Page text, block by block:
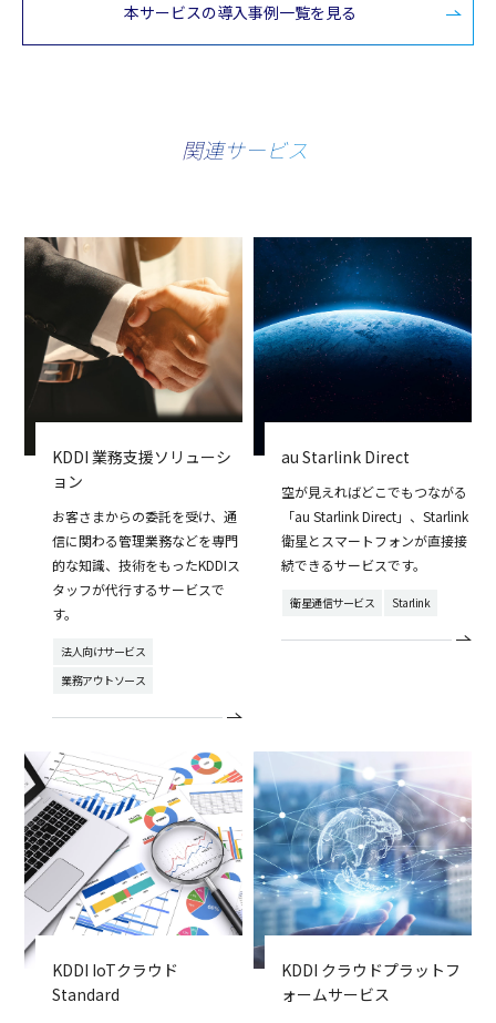
本サービスの導入事例一覧を見る
関連サービス
KDDI 業務支援ソリューシ
ョン
お客さまからの委託を受け、通
信に関わる管理業務などを専門
的な知識、技術をもったKDDIス
タッフが代行するサービスで
す。
法人向けサービス
業務アウトソース
au Starlink Direct
空が見えればどこでもつながる
「au Starlink Direct」、Starlink
衛星とスマートフォンが直接接
続できるサービスです。
衛星通信サービス Starlink
KDDI IoTクラウド
Standard
KDDI クラウドプラットフ
ォームサービス